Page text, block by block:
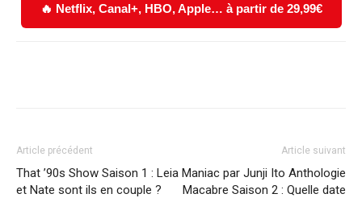
🔥 Netflix, Canal+, HBO, Apple… à partir de 29,99€
Article précédent
That ’90s Show Saison 1 : Leia
et Nate sont ils en couple ?
Article suivant
Maniac par Junji Ito Anthologie
Macabre Saison 2 : Quelle date